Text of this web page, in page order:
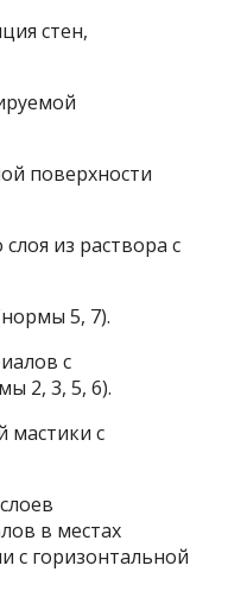
стен,
поверхности
из раствора с
5, 7).
с
2, 3, 5, 6).
мастики с
в местах
с горизонтальной